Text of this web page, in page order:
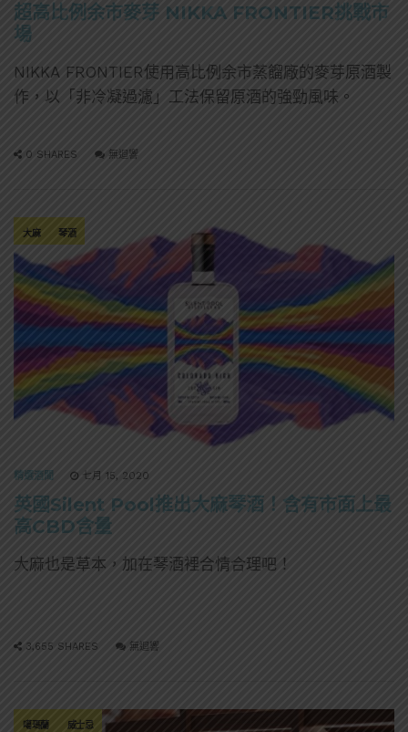
超高比例余市麥芽 NIKKA FRONTIER挑戰市
場
NIKKA FRONTIER使用高比例余市蒸餾廠的麥芽原酒製
作，以「非冷凝過濾」工法保留原酒的強勁風味。
0 SHARES 無迴響
大麻 琴酒
精選酒聞 七月 15, 2020
英國Silent Pool推出大麻琴酒！含有市面上最
高CBD含量
大麻也是草本，加在琴酒裡合情合理吧！
3,655 SHARES 無迴響
噶瑪蘭 威士忌